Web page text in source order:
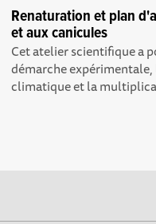
Renaturation et plan
et aux canicules
Cet atelier scientifique a
démarche
climatique et la